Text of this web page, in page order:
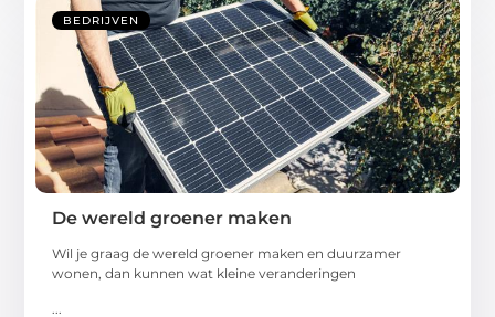
BEDRIJVEN
De wereld groener maken
Wil je graag de wereld groener maken en duurzamer
wonen, dan kunnen wat kleine veranderingen
...